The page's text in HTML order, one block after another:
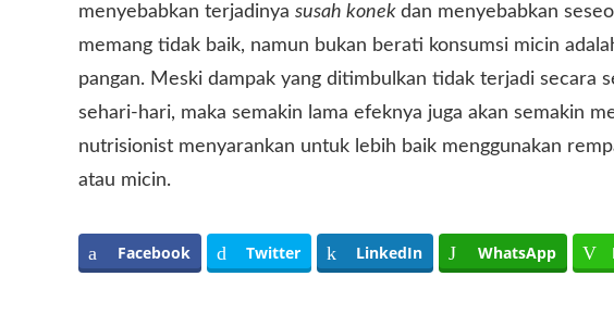
menyebabkan terjadinya susah konek dan menyebabkan
memang tidak baik, namun bukan berati konsumsi micin
pangan. Meski dampak yang ditimbulkan tidak terjadi secara
sehari-hari, maka semakin lama efeknya juga akan semakin
nutrisionist menyarankan untuk lebih baik menggunakan
atau micin.
Facebook Twitter LinkedIn WhatsApp